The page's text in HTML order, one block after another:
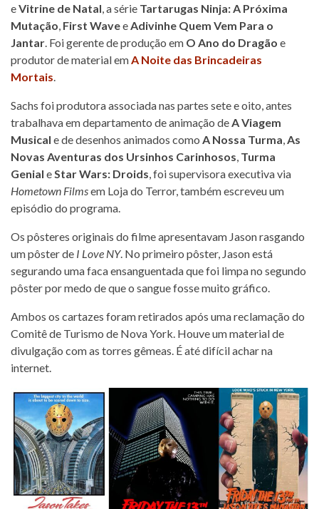
eVitrine de Natal , a série Tartarugas Ninja: A Próxima
Mutação First Wavee Adivinhe Quem Vem Para o
Jantar . Foi gerente de produção em O Ano do Dragão e
produtor de material em A Noite das Brincadeiras
Mortais
Sachs foi produtora associada nas partes sete e oito, antes
trabalhava em departamento de animação de A Viagem
Musical e de desenhos animados como A Nossa Turma As
Novas Aventuras dos Ursinhos Carinhosos Turma
Genial e Star Wars: Droids , foi supervisora executiva via
Hometown Filmsem Loja do Terror, também escreveu um
episódio do programa.
Os pôsteres originais do filme apresentavam Jason rasgando
um pôster de I Love NY. No primeiro pôster, Jason está
segurando uma faca ensanguentada que foi limpa no segundo
pôster por medo de que o sangue fosse muito gráfico.
Ambos os cartazes foram retirados após uma reclamação do
Comitê de Turismo de Nova York. Houve um material de
divulgação com as torres gêmeas. É até difícil achar na
internet.